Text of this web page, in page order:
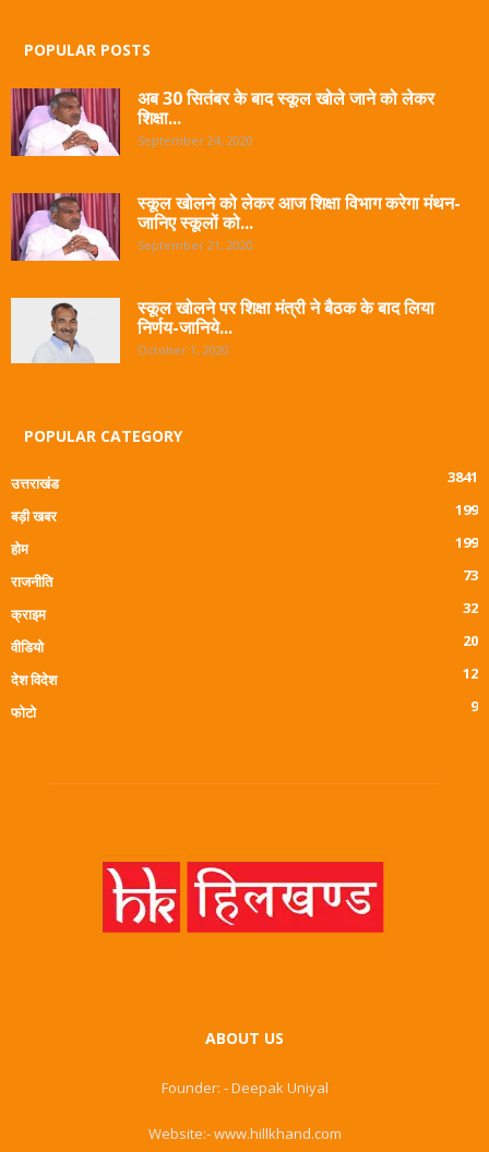
POPULAR POSTS
अब 30 सितंबर के बाद स्कूल खोले जाने को लेकर
शिक्षा...
September 24, 2020
स्कूल खोलने को लेकर आज शिक्षा विभाग करेगा मंथन-
जानिए स्कूलों को...
September 21, 2020
स्कूल खोलने पर शिक्षा मंत्री ने बैठक के बाद लिया
निर्णय-जानिये...
October 1, 2020
POPULAR CATEGORY
उत्तराखंड
3841
बड़ी खबर
199
होम
199
राजनीति
73
क्राइम
32
वीडियो
20
देश विदेश
12
फोटो
9
ABOUT US
Founder: - Deepak Uniyal
Website:- www.hillkhand.com